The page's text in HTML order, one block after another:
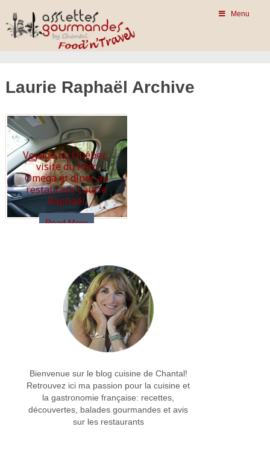
Menu
Laurie Raphaël Archive
Voyage au Québec :
visite du Parc
Omega et dîner au
restaurant Laurie
Raphaël
Read More
Bienvenue sur le blog cuisine de Chantal!
Retrouvez ici ma passion pour la cuisine et
la gastronomie française: recettes,
découvertes, balades gourmandes et avis
sur les restaurants